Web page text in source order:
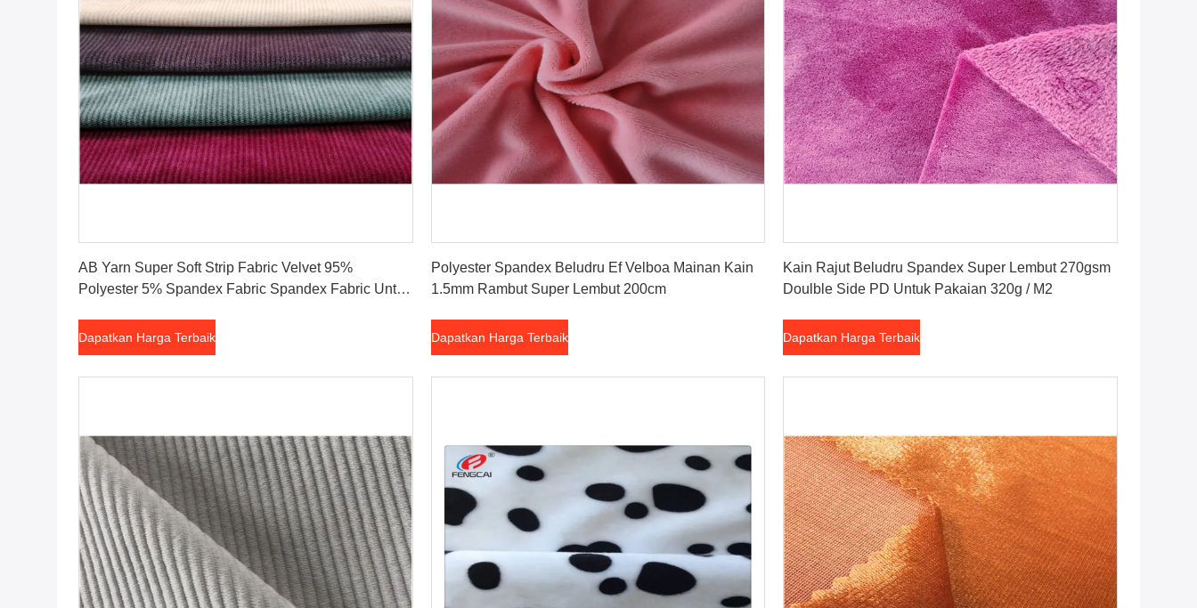
AB Yarn Super Soft Strip Fabric Velvet 95%
Polyester 5% Spandex Fabric Spandex Fabric Untuk
Dapatkan Harga Terbaik
Polyester Spandex Beludru Ef Velboa Mainan Kain
1.5mm Rambut Super Lembut 200cm
Dapatkan Harga Terbaik
Kain Rajut Beludru Spandex Super Lembut 270gsm
Doulble Side PD Untuk Pakaian 320g / M2
Dapatkan Harga Terbaik